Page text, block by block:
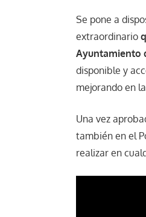
Se pone a
extraordinario
Ayuntamiento
disponible y
mejorando en
Una vez
también en el
realizar en